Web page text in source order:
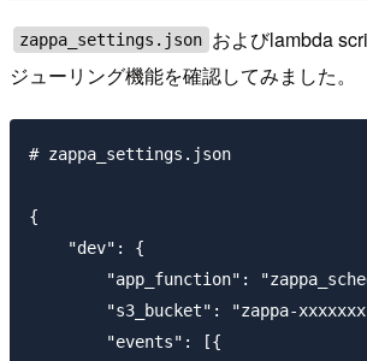
zappa_settings.json およびlambda
ジューリング機能を確認してみました。
# zappa_settings.json
{
    "dev": {
"app_function":
"s3_bucket": "zappa-
        "events": [{